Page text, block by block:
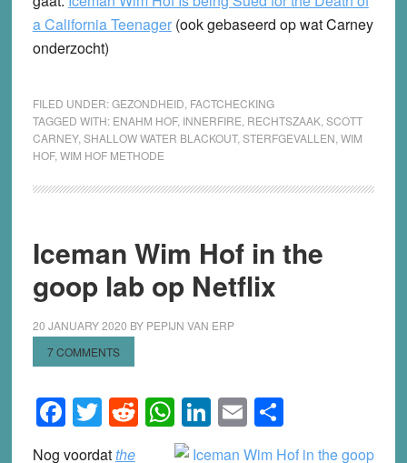
a California Teenager(ook gebaseerd op wat Carney
onderzocht)
FILED UNDER:GEZONDHEID FACTCHECKING
TAGGED WITH: ENAHM HOF, INNERFIRE RECHTSZAAK, SCOTT
CARNEY, SHALLOW WATER BLACKOUT, STERFGEVALLEN WIM
HOF, WIM HOF METHODE
Iceman Wim Hof in the
goop lab op Netflix
20 JANUARY 2020 BY PEPIJN VAN ERP
7 COMMENTS
Facebook
Twitter
Reddit
WhatsApp
LinkedIn
EmailShare
Nog voordatthe